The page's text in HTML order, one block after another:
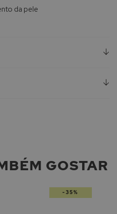
da pele
GOSTAR
-35%